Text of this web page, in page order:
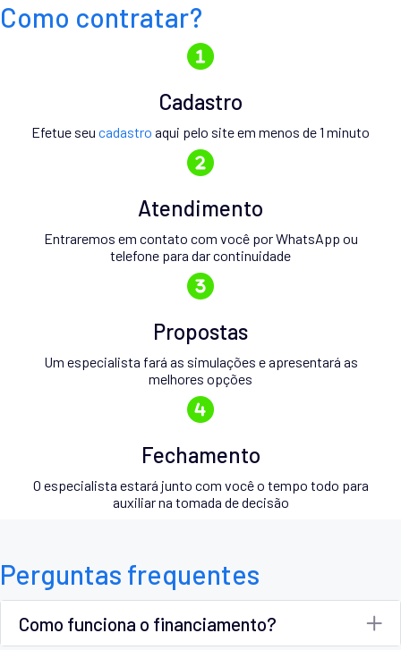
Como contratar?
Cadastro
Efetue seu cadastro aqui pelo site em menos de 1 minuto
Atendimento
Entraremos em contato com você por WhatsApp ou
telefone para dar continuidade
Propostas
Um especialista fará as simulações e apresentará as
melhores opções
Fechamento
O especialista estará junto com você o tempo todo para
auxiliar na tomada de decisão
Perguntas frequentes
Como funciona o financiamento?